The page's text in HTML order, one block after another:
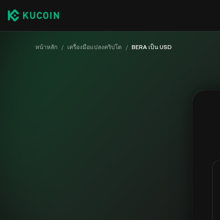
หน้าหลัก / เครื่องมือแปลงคริปโต / BERA เป็น USD